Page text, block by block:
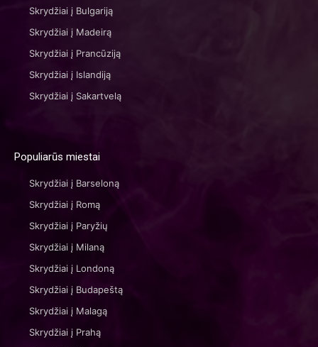
Skrydžiai į Bulgariją
Skrydžiai į Madeirą
Skrydžiai į Prancūziją
Skrydžiai į Islandiją
Skrydžiai į Sakartvelą
Populiarūs miestai
Skrydžiai į Barseloną
Skrydžiai į Romą
Skrydžiai į Paryžių
Skrydžiai į Milaną
Skrydžiai į Londoną
Skrydžiai į Budapeštą
Skrydžiai į Malagą
Skrydžiai į Prahą